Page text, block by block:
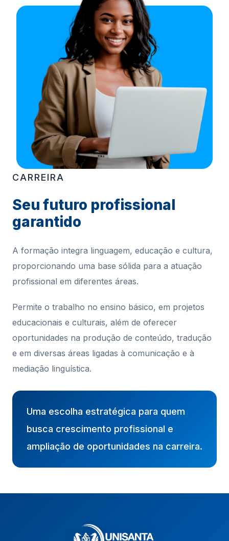
CARREIRA
Seu futuro profissional
garantido
A formação integra linguagem, educação e cultura,
proporcionando uma base sólida para a atuação
profissional em diferentes áreas.
Permite o trabalho no ensino básico, em projetos
educacionais e culturais, além de oferecer
oportunidades na produção de conteúdo, tradução
e em diversas áreas ligadas à comunicação e à
mediação linguística.
Uma escolha estratégica para quem
busca crescimento profissional e
ampliação de oportunidades na carreira.